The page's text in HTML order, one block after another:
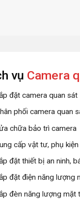
vụ Camera
đặt camera quan sát
phối camera quan
chữa bảo trì camera
cấp vật tư, phụ
đặt thiết bị an ninh,
đặt điện năng lượng
đèn năng lượng mặt